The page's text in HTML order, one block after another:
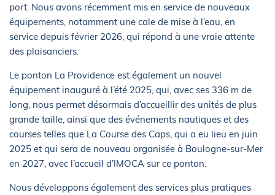
port. Nous avons récemment mis en service de nouveaux
équipements, notamment une cale de mise à l’eau, en
service depuis février 2026, qui répond à une vraie attente
des plaisanciers.
Le ponton La Providence est également un nouvel
équipement inauguré à l’été 2025, qui, avec ses 336 m de
long, nous permet désormais d’accueillir des unités de plus
grande taille, ainsi que des événements nautiques et des
courses telles que La Course des Caps, qui a eu lieu en juin
2025 et qui sera de nouveau organisée à Boulogne-sur-Mer
en 2027, avec l’accueil d’IMOCA sur ce ponton.
Nous développons également des services plus pratiques